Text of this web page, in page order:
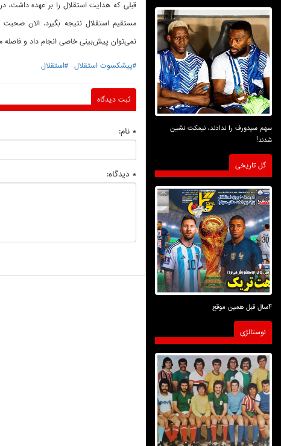
قبلی که هدایت استقلال را بر عهده داشت،
مستقیم استقلال نتیجه بگیرد. الان صحبت
نمی‌توان پیش‌بینی خاصی انجام داد و
#پیشکسوت استقلال #استقلال
ثبت دیدگاه
* نام:
* دیدگاه:
سهم سیدورف را ندادند، نیمکت نشین
شدند!
گل تاریخی
4سال قبل همین موقع
نوستالژی